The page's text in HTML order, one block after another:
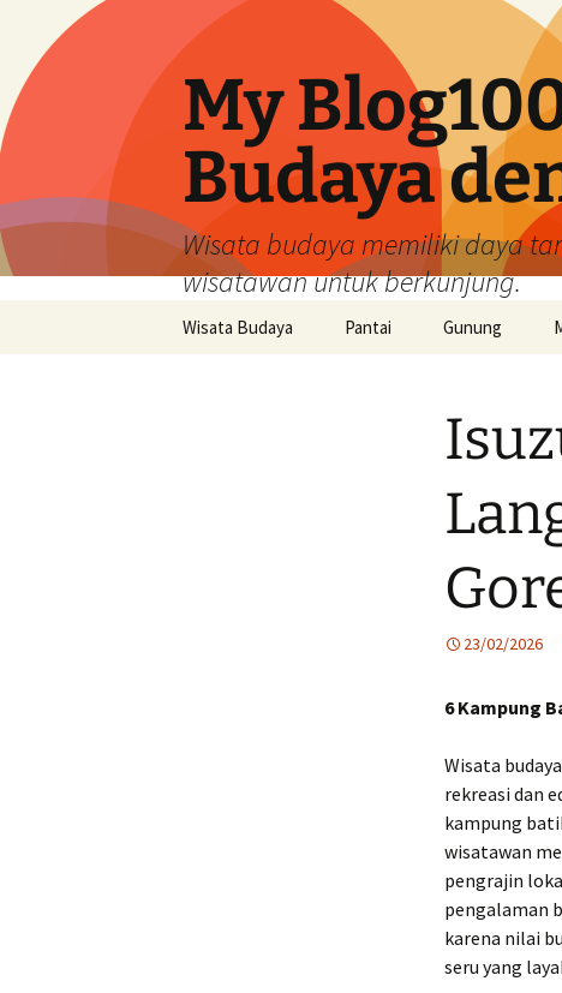
My
Budaya
Wisata budaya memiliki daya
wisatawan untuk berkunjung.
Wisata Budaya Pantai Gunung
23/02/2026
6 Kampung
Wisata
rekreasi dan
kampung
wisatawan
pengrajin
pengalaman
karena nilai
seru yang